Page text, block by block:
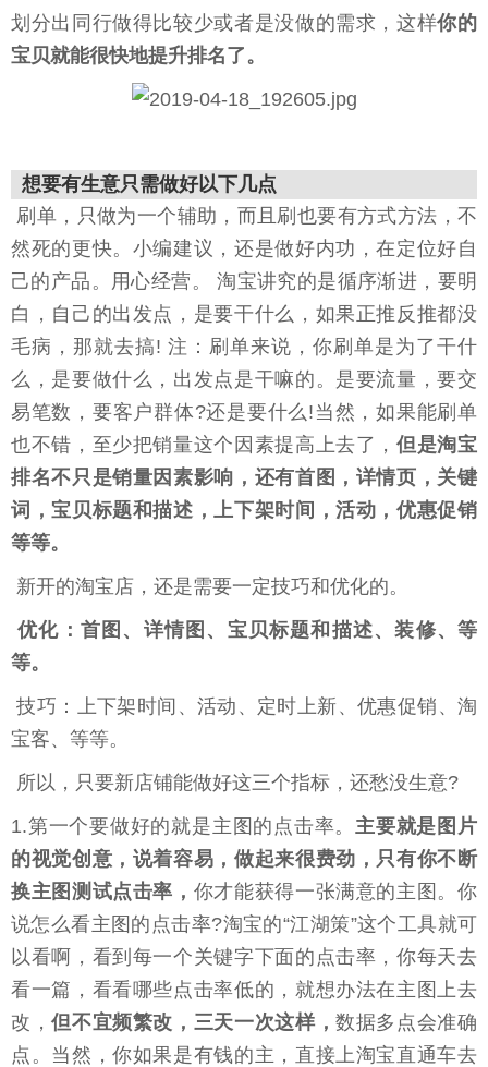
划分出同行做得比较少或者是没做的需求，这样你的
宝贝就能很快地提升排名了。
想要有生意只需做好以下几点
刷单，只做为一个辅助，而且刷也要有方式方法，不
然死的更快。小编建议，还是做好内功，在定位好自
己的产品。用心经营。 淘宝讲究的是循序渐进，要明
白，自己的出发点，是要干什么，如果正推反推都没
毛病，那就去搞! 注：刷单来说，你刷单是为了干什
么，是要做什么，出发点是干嘛的。是要流量，要交
易笔数，要客户群体?还是要什么!当然，如果能刷单
也不错，至少把销量这个因素提高上去了，但是淘宝
排名不只是销量因素影响，还有首图，详情页，关键
词，宝贝标题和描述，上下架时间，活动，优惠促销
等等。
新开的淘宝店，还是需要一定技巧和优化的。
优化：首图、详情图、宝贝标题和描述、装修、等
等。
技巧：上下架时间、活动、定时上新、优惠促销、淘
宝客、等等。
所以，只要新店铺能做好这三个指标，还愁没生意?
1.第一个要做好的就是主图的点击率。 主要就是图片
的视觉创意，说着容易，做起来很费劲，只有你不断
换主图测试点击率， 你才能获得一张满意的主图。你
说怎么看主图的点击率?淘宝的“江湖策”这个工具就可
以看啊，看到每一个关键字下面的点击率，你每天去
看一篇，看看哪些点击率低的，就想办法在主图上去
改，但不宜频繁改，三天一次这样，数据多点会准确
点。当然，你如果是有钱的主，直接上淘宝直通车去